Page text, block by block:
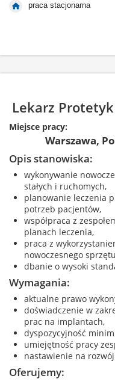
praca stacjonarna
Lekarz
Miejsce pracy:
Warszawa,
Opis stanowiska:
wykonywanie
stałych i ruchomych,
planowanie leczenia
potrzeb pacjentów,
współpraca z
planach leczenia,
praca z
nowoczesnego
dbanie o wysoki
Wymagania:
aktualne prawo
doświadczenie w
prac na implantach,
dyspozycyjność
umiejętność pracy
nastawienie na
Oferujemy: